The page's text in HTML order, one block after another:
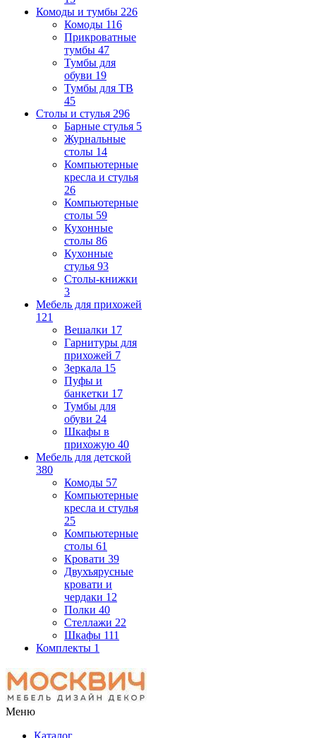
Комоды и тумбы 226
Комоды 116
Прикроватные
тумбы 47
Тумбы для
обуви 19
Тумбы для ТВ
45
Столы и стулья 296
Барные стулья 5
Журнальные
столы 14
Компьютерные
кресла и стулья
26
Компьютерные
столы 59
Кухонные
столы 86
Кухонные
стулья 93
Столы-книжки
3
Мебель для прихожей
121
Вешалки 17
Гарнитуры для
прихожей 7
Зеркала 15
Пуфы и
банкетки 17
Тумбы для
обуви 24
Шкафы в
прихожую 40
Мебель для детской
380
Комоды 57
Компьютерные
кресла и стулья
25
Компьютерные
столы 61
Кровати 39
Двухъярусные
кровати и
чердаки 12
Полки 40
Стеллажи 22
Шкафы 111
Комплекты 1
Меню
Каталог